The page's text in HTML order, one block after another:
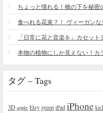
ちょっと憧れる！橋の下を秘
食べれる花束？！ ヴィーガン
タグ – Tags
3D apple Etsy green iPad iPhone